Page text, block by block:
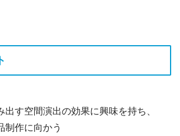
出す空間演出の効果に興味を持ち、
制作に向かう